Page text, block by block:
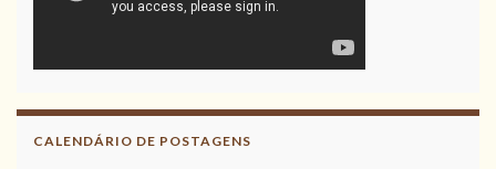
CALENDÁRIO DE POSTAGENS